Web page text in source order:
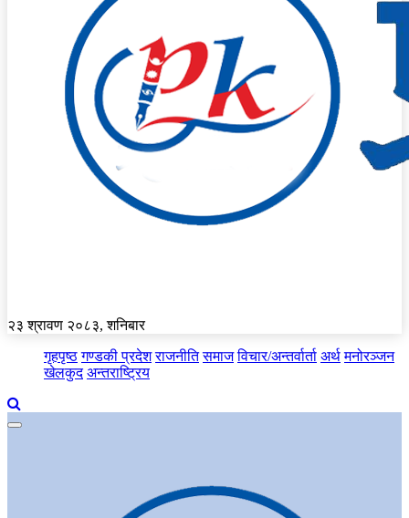
२३ श्रावण २०८३, शनिबार
गृहपृष्ठ गण्डकी प्रदेश राजनीति समाज विचार/अन्तर्वार्ता अर्थ मनोरञ्जन
खेलकुद अन्तराष्ट्रिय